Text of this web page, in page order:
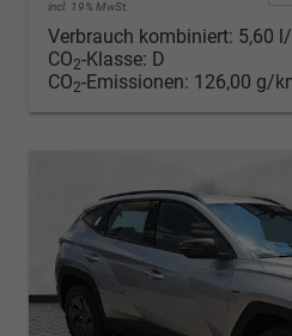
incl. 19% MwSt.
Verbrauch kombiniert: 5,60
CO2-Klasse: D
CO2-Emissionen: 126,00 g/